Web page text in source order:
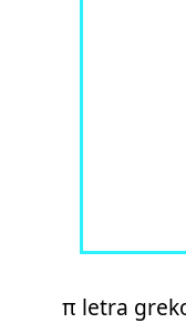
π letra